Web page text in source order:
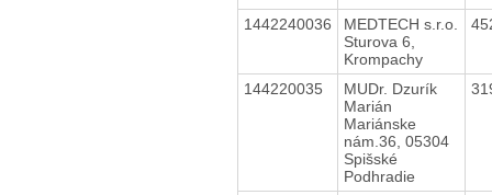
1442240036
MEDTECH s.r.o.
Sturova 6,
Krompachy
144220035
MUDr. Dzurík
Marián
Mariánske
nám.36, 05304
Spišské
Podhradie